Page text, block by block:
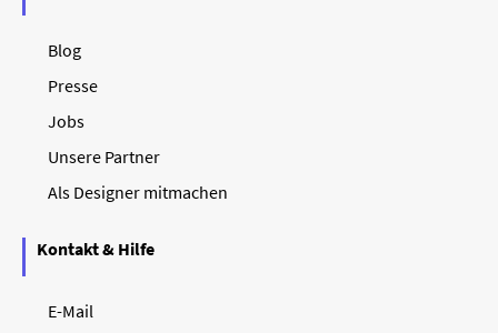
Blog
Presse
Jobs
Unsere Partner
Als Designer mitmachen
Kontakt & Hilfe
E-Mail